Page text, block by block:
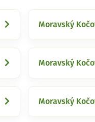
Moravský
Moravský
Moravský